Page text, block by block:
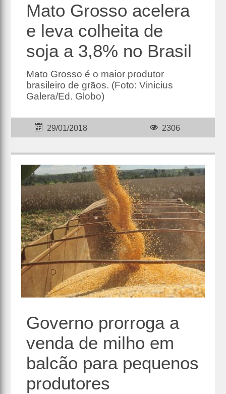
Mato Grosso acelera
e leva colheita de
soja a 3,8% no Brasil
Mato Grosso é o maior produtor
brasileiro de grãos. (Foto: Vinicius
Galera/Ed. Globo)
29/01/2018 2306
Governo prorroga a
venda de milho em
balcão para pequenos
produtores